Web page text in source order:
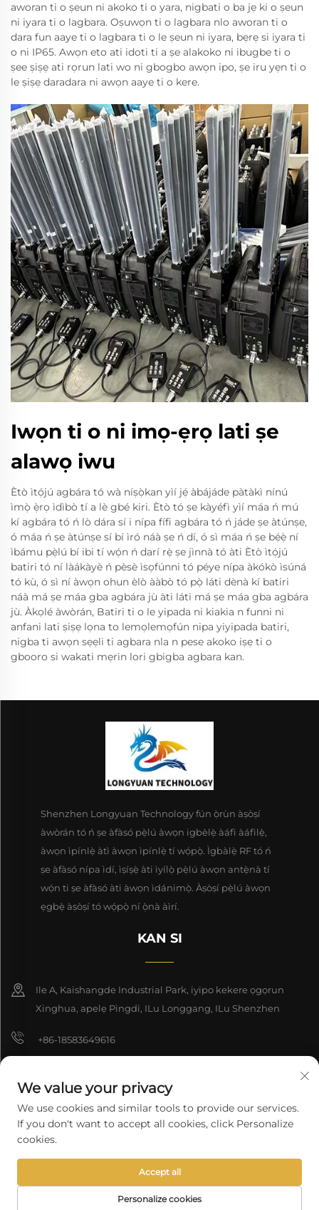
aworan ti o ṣeun ni akoko ti o yara, nigbati o ba jẹ ki o ṣeun
ni iyara ti o lagbara. Oṣuwọn ti o lagbara nlo aworan ti o
dara fun aaye ti o lagbara ti o le ṣeun ni iyara, bẹrẹ si iyara ti
o ni IP65. Awọn eto ati idoti ti a ṣe alakoko ni ibugbe ti o
ṣee ṣiṣẹ ati rọrun lati wo ni gbogbo awọn ipo, ṣe iru yẹn ti o
le ṣiṣẹ daradara ni awọn aaye ti o kere.
Iwọn ti o ni imọ-ẹrọ lati ṣe
alawọ iwu
Ètò ìtọ́jú agbára tó wà níṣọ̀kan yìí jẹ́ àbájáde pàtàkì nínú
ìmọ̀ ẹ̀rọ ìdìbò tí a lè gbé kiri. Ètò tó ṣe kàyéfì yìí máa ń mú
kí agbára tó ń lò dára sí i nípa fífi agbára tó ń jáde ṣe àtúnṣe,
ó máa ń ṣe àtúnṣe sí bí ìró náà ṣe ń dí, ó sì máa ń ṣe bẹ́ẹ̀ ní
ìbámu pẹ̀lú bí ibi tí wọ́n ń darí rẹ̀ ṣe jìnnà tó àti Ètò ìtọ́jú
batiri tó ní làákàyè ń pèsè ìsọfúnni tó péye nípa àkókò ìsúná
tó kù, ó sì ní àwọn ohun èlò ààbò tó pọ̀ láti dènà kí batiri
náà má ṣe máa gba agbára jù àti láti má ṣe máa gba agbára
jù. Àkọlé àwòrán, Batiri ti o le yipada ni kiakia n funni ni
anfani lati ṣiṣẹ lọna to lemọlemọfún nipa yiyipada batiri,
nigba ti awọn sẹẹli ti agbara nla n pese akoko iṣẹ ti o
gbooro si wakati mẹrin lori gbigba agbara kan.
Shenzhen Longyuan Technology fún ọ̀rùn àṣòṣí
àwòrán tó ń ṣe àfàsó pẹ̀lú àwọn igbèlẹ̀ àáfì àáfìlẹ̀,
àwọn ìpínlẹ̀ àtì àwọn ìpínlẹ̀ tí wọ́pọ̀. Ìgbàlẹ̀ RF tó ń
ṣe àfàsó nípa ìdí, ìṣíṣẹ̀ àti ìyílọ̀ pẹ̀lú àwọn antẹ̀nà tí
wọ́n ti ṣe àfàsó àti àwọn ìdánimọ̀. Àṣòṣí pẹ̀lú àwọn
ẹgbẹ̀ àṣòṣí tó wọ́pọ̀ ní ọ̀nà àìrí.
KAN SI
Ile A, Kaishangde Industrial Park, iyipo kekere ọgọrun
Xinghua, apelẹ Pingdi, ILu Longgang, ILu Shenzhen
+86-18583649616
8618165761396
Eto Ọmọ Iṣẹlẹ © 2025 Shenzhen Longyuan Technology Co., Ltd.
Gbogbo eniyan ti ń ṣe iṣẹlẹ wa.
We value your privacy
We use cookies and similar tools to provide our services.
If you don't want to accept all cookies, click Personalize
cookies.
Personalize cookies
Accept all